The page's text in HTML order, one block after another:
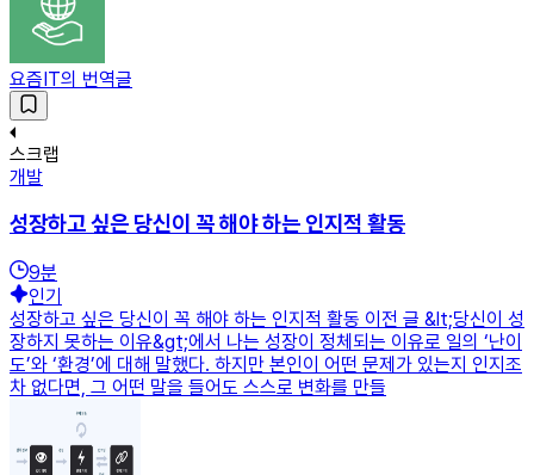
요즘IT의 번역글
스크랩
개발
성장하고 싶은 당신이 꼭 해야 하는 인지적 활동
9분
인기
성장하고 싶은 당신이 꼭 해야 하는 인지적 활동 이전 글 &lt;당신이 성
장하지 못하는 이유&gt;에서 나는 성장이 정체되는 이유로 일의 ‘난이
도’와 ‘환경’에 대해 말했다. 하지만 본인이 어떤 문제가 있는지 인지조
차 없다면, 그 어떤 말을 들어도 스스로 변화를 만들